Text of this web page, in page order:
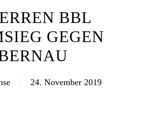
BBL
GEGEN
24. November 2019